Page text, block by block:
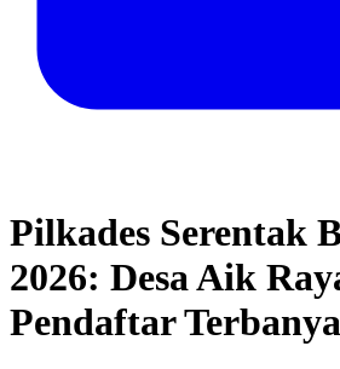
Pilkades Serentak
2026: Desa Aik
Pendaftar